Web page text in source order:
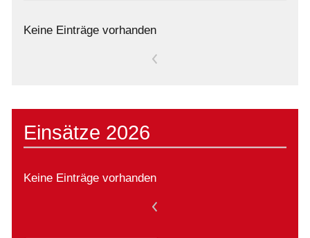
Keine Einträge vorhanden
<
Einsätze 2026
Keine Einträge vorhanden
<